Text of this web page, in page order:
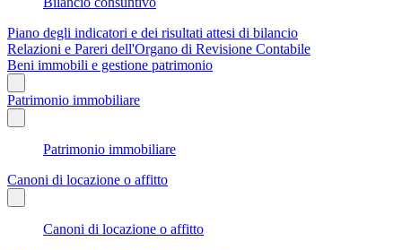
Piano degli indicatori e dei risultati attesi di bilancio
Relazioni e Pareri dell'Organo di Revisione Contabile
Beni immobili e gestione patrimonio
Patrimonio immobiliare
Patrimonio immobiliare
Canoni di locazione o affitto
Canoni di locazione o affitto